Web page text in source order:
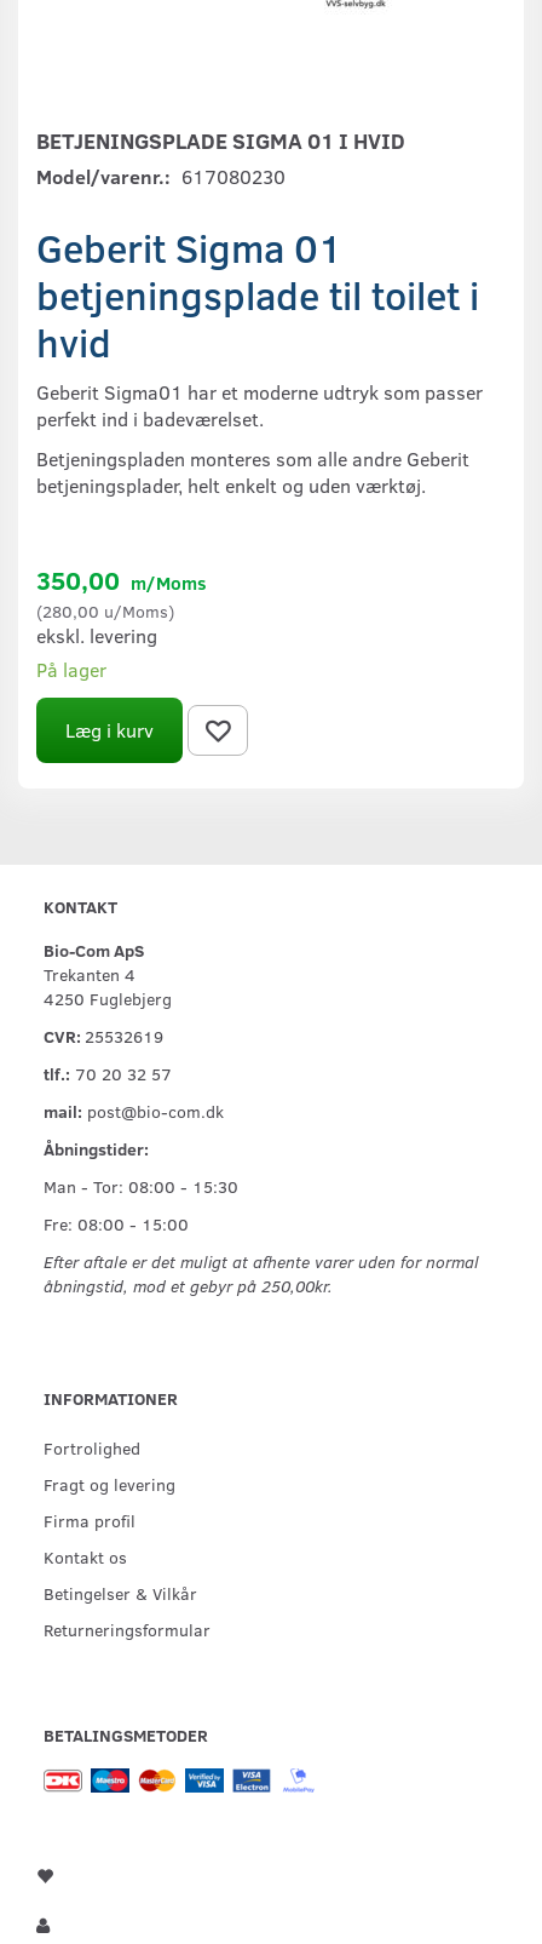
BETJENINGSPLADE SIGMA 01 I HVID
Model/varenr.: 617080230
Geberit Sigma 01
betjeningsplade til toilet i
hvid
Geberit Sigma01 har et moderne udtryk som passer
perfekt ind i badeværelset.
Betjeningspladen monteres som alle andre Geberit
betjeningsplader, helt enkelt og uden værktøj.
350,00 m/Moms
(280,00 u/Moms)
ekskl. levering
På lager
Læg i kurv
KONTAKT
Bio-Com ApS
Trekanten 4
4250 Fuglebjerg
CVR: 25532619
tlf.: 70 20 32 57
mail: post@bio-com.dk
Åbningstider:
Man - Tor: 08:00 - 15:30
Fre: 08:00 - 15:00
Efter aftale er det muligt at afhente varer uden for normal
åbningstid, mod et gebyr på 250,00kr.
INFORMATIONER
Fortrolighed
Fragt og levering
Firma profil
Kontakt os
Betingelser & Vilkår
Returneringsformular
BETALINGSMETODER